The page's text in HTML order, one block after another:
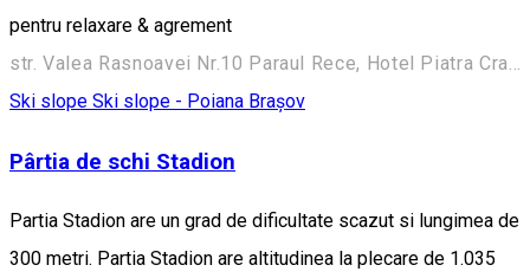
pentru relaxare & agrement
str. Valea Rasnoavei Nr.10 Paraul Rece, Hotel Piatra Craiului, Predeal, Romania, 505300
Ski slope Ski slope - Poiana Brașov
Pârtia de schi Stadion
Partia Stadion are un grad de dificultate scazut si lungimea de
300 metri. Partia Stadion are altitudinea la plecare de 1.035